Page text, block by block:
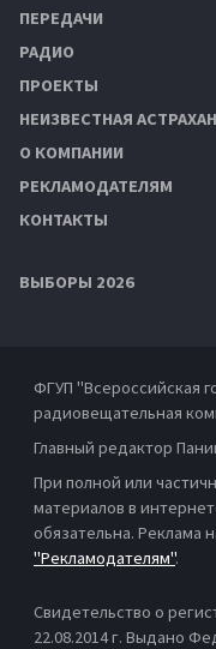
ПЕРЕДАЧИ
РАДИО
ПРОЕКТЫ
НЕИЗВЕСТНАЯ
О КОМПАНИИ
РЕКЛАМОДАТЕЛЯМ
КОНТАКТЫ
ВЫБОРЫ 2026
ФГУП "Всероссийская
радиовещательная
Главный редактор
При полной или
материалов в
обязательна. Реклама
"Рекламодателям".
Свидетельство о
22.08.2014 г. Выдано